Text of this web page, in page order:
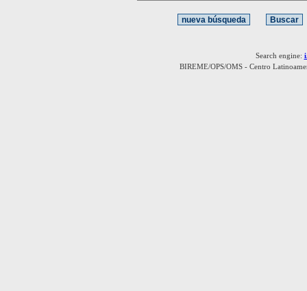
Search engine:
BIREME/OPS/OMS - Centro